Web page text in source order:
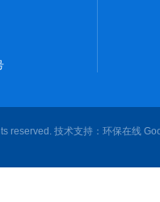
reserved. 技术支持： 环保在线